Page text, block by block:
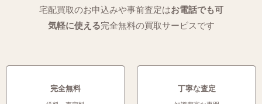
宅配買取のお申込みや事前査定はお電話でも可
気軽に使える完全無料の買取サービスです
完全無料 丁寧な査定